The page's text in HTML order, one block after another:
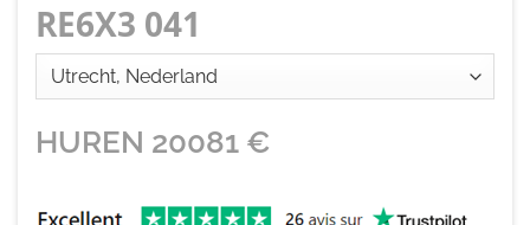
RE6X3 041
HUREN 20081 €